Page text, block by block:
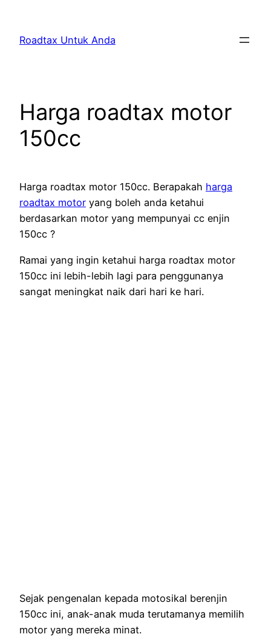
content
Roadtax Untuk Anda
Harga roadtax motor
150cc
Harga roadtax motor 150cc. Berapakah harga
roadtax motor yang boleh anda ketahui
berdasarkan motor yang mempunyai cc enjin
150cc ?
Ramai yang ingin ketahui harga roadtax motor
150cc ini lebih-lebih lagi para penggunanya
sangat meningkat naik dari hari ke hari.
Sejak pengenalan kepada motosikal berenjin
150cc ini, anak-anak muda terutamanya memilih
motor yang mereka minat.